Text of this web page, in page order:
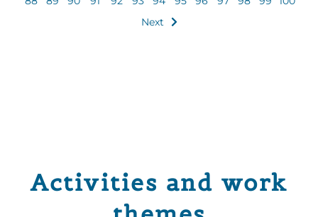
Next
Activities and work